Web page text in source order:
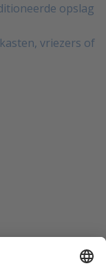
opslag
vriezers of